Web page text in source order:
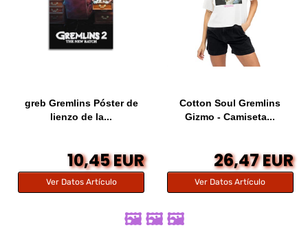
greb Gremlins Póster de
lienzo de la...
10,45 EUR
Ver Datos Artículo
Cotton Soul Gremlins
Gizmo - Camiseta...
26,47 EUR
Ver Datos Artículo
🖼️ 🖼️ 🖼️